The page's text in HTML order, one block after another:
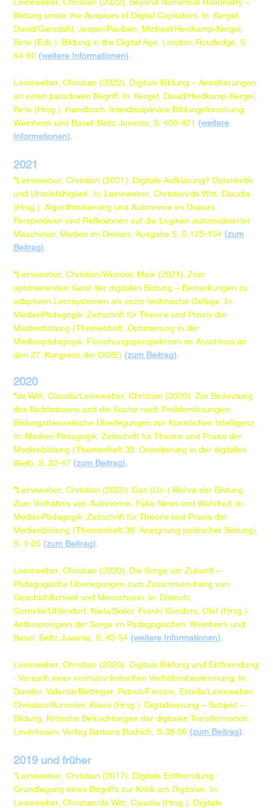
Bildung under the Auspices of Digital Capitalism. In: Kergel,
David/Garsdahl, Jesper/Paulsen, Michael/Heidkamp-Kergel,
Birte (Eds.). Bildung in the Digital Age. London: Routledge, S.
64-80 (weitere Informationen).
Leineweber, Christian (2022). Digitale Bildung – Annäherungen
an einen paradoxen Begriff. In: Kergel, David/Heidkamp-Kergel,
Birte (Hrsg.). Handbuch: Interdisziplinäre Bildungsforschung.
Weinheim und Basel: Beltz Juventa, S. 400-421 (weitere
Informationen).
2021
*Leineweber, Christian (2021). Digitale Aufklärung? Datenkritik
und Urteilsfähigkeit. In: Leineweber, Christian/de Witt, Claudia
(Hrsg.). Algorithmisierung und Autonomie im Diskurs.
Perspektiven und Reflexionen auf die Logiken automatisierter
Maschinen. Medien im Diskurs: Ausgabe 5, S.125-154 (zum
Beitrag).
*Leineweber, Christian/Wunder, Maik (2021). Zum
optimierenden Geist der digitalen Bildung – Bemerkungen zu
adaptiven Lernsystemen als sozio-technische Gefüge. In:
MedienPädagogik: Zeitschrift für Theorie und Praxis der
Medienbildung (Themenheft: Optimierung in der
Medienpädagogik. Forschungsperspektiven im Anschluss an
den 27. Kongress der DGfE) (zum Beitrag).
2020
*de Witt, Claudia/Leineweber, Christian (2020). Zur Bedeutung
des Nichtwissens und die Suche nach Problemlösungen:
Bildungstheoretische Überlegungen zur Künstlichen Intelligenz.
In: Medien-Pädagogik: Zeitschrift für Theorie und Praxis der
Medienbildung (Themenheft 39: Orientierung in der digitalen
Welt), S. 32-47 (zum Beitrag).
*Leineweber, Christian (2020). Das (Un-) Wahre der Bildung.
Zum Verhältnis von Autonomie, Fake News und Wahrheit. In:
MedienPädagogik: Zeitschrift für Theorie und Praxis der
Medienbildung (Themenheft 38: Aneignung politischer Bildung),
S. 1-20 (zum Beitrag).
Leineweber, Christian (2020). Die Sorge um Zukunft –
Pädagogische Überlegungen zum Zusammen-hang von
Geschichtlichkeit und Menschsein. In: Dietrich,
Cornelie/Uhlendorf, Niels/Beiler, Frank/ Sanders, Olaf (Hrsg.).
Anthropologien der Sorge im Pädagogischen. Weinheim und
Basel: Beltz Juventa, S. 43-54 (weitere Informationen).​​
Leineweber, Christian (2020). Digitale Bildung und Entfremdung
- Versuch einer normativ-kritischen Verhältnisbestimmung. In:
Dander, Valentin/Bettinger, Patrick/Ferraro, Estella/Leineweber,
Christian/Rummler, Klaus (Hrsg.). Digitalisierung – Subjekt –
Bildung. Kritische Betrachtungen der digitalen Transformation.
Leverkusen: Verlag Barbara Budrich, S.38-56 (zum Beitrag).
2019 und früher
*Leineweber, Christian (2017). Digitale Entfremdung -
Grundlegung eines Begriffs zur Kritik am Digitalen. In:
Leineweber, Christian/de Witt, Claudia (Hrsg.). Digitale